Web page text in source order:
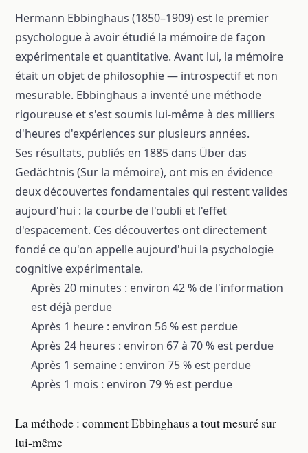
Hermann Ebbinghaus (1850–1909) est le premier
psychologue à avoir étudié la mémoire de façon
expérimentale et quantitative. Avant lui, la mémoire
était un objet de philosophie — introspectif et non
mesurable. Ebbinghaus a inventé une méthode
rigoureuse et s'est soumis lui-même à des milliers
d'heures d'expériences sur plusieurs années.
Ses résultats, publiés en 1885 dans Über das
Gedächtnis (Sur la mémoire), ont mis en évidence
deux découvertes fondamentales qui restent valides
aujourd'hui : la courbe de l'oubli et l'effet
d'espacement. Ces découvertes ont directement
fondé ce qu'on appelle aujourd'hui la psychologie
cognitive expérimentale.
Après 20 minutes : environ 42 % de l'information
est déjà perdue
Après 1 heure : environ 56 % est perdue
Après 24 heures : environ 67 à 70 % est perdue
Après 1 semaine : environ 75 % est perdue
Après 1 mois : environ 79 % est perdue
La méthode : comment Ebbinghaus a tout mesuré sur
lui-même